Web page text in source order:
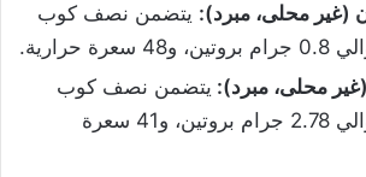
(غير محلى، مبرد): يتضمن نصف كوب
محلى، مبرد): يتضمن نصف كوب
(100 مل) حوالي 2.78 جرام بروتين، و41 سعرة